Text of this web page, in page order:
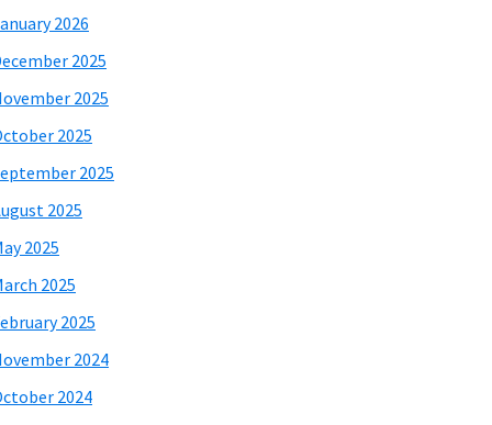
2026
2025
2025
2025
2025
2025
2025
2025
2025
2024
2024